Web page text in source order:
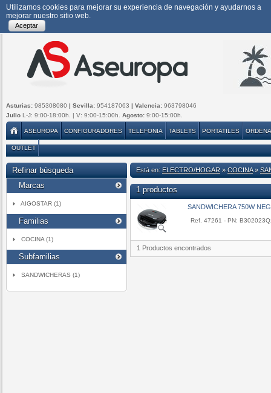
Utilizamos cookies para mejorar su experiencia de navegación y ayudarnos a
mejorar nuestro sitio web.
Aceptar
Asturias: 985308080 | Sevilla: 954187063 | Valencia: 963798046
Julio L-J: 9:00-18:00h. | V: 9:00-15:00h. Agosto: 9:00-15:00h.
ASEUROPA CONFIGURADORES TELEFONIA TABLETS PORTATILES
OUTLET
Refinar búsqueda
Marcas
AIGOSTAR (1)
Familias
COCINA (1)
Subfamilias
SANDWICHERAS (1)
Está en: ELECTRO/HOGAR » COCINA»
1 productos
SANDWICHERA 750W
Ref. 47261 - PN:
1 Productos encontrados